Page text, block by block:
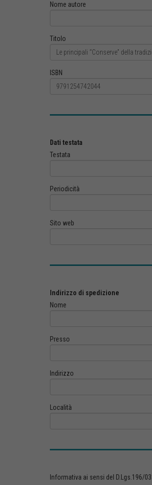
Nome autore
Titolo
ISBN
Dati testata
Testata
Periodicità
Sito web
Indirizzo di spedizione
Nome
Presso
Indirizzo
Località
Informativa ai sensi del D.Lgs.196/